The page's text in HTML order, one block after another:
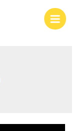
Main